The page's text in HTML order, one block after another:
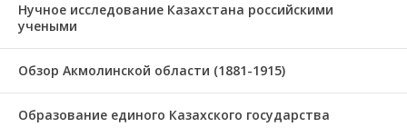
Нучное исследование Казахстана российскими
учеными
Обзор Акмолинской области (1881-1915)
Образование единого Казахского государства